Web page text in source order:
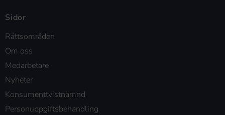
Sidor
Rättsområden
Om oss
Medarbetare
Nyheter
Konsumenttvistnämnd
Personuppgiftsbehandling